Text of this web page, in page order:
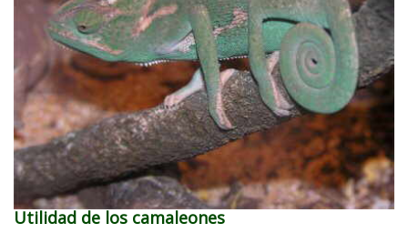
Utilidad de los camaleones